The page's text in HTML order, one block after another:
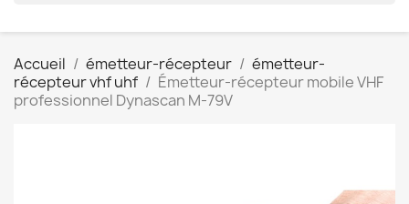
Accueil émetteur-récepteur
émetteur-
récepteur vhf uhf
Émetteur-récepteur mobile VHF
professionnel Dynascan M-79V